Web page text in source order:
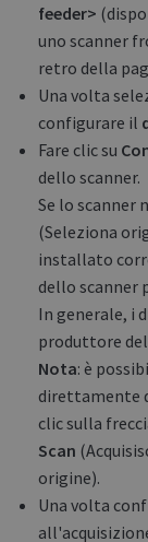
feeder>
uno scanner
retro della
Una volta
configurare il
Fare clic su
dello scanner.
Se lo scanner
(Seleziona
installato
dello scanner
In generale, i
produttore
Nota: è
direttamente
clic sulla
Scan
origine).
Una volta